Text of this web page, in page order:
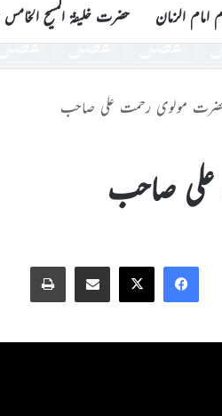
امام الزمان حضرت خلیفۃ المسیح الخامس
مولوی رحمت علی صاحب
صاحب
Facebook
X
Share via Email
Print